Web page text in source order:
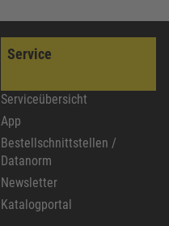
Service
Serviceübersicht
App
Bestellschnittstellen /
Datanorm
Newsletter
Katalogportal